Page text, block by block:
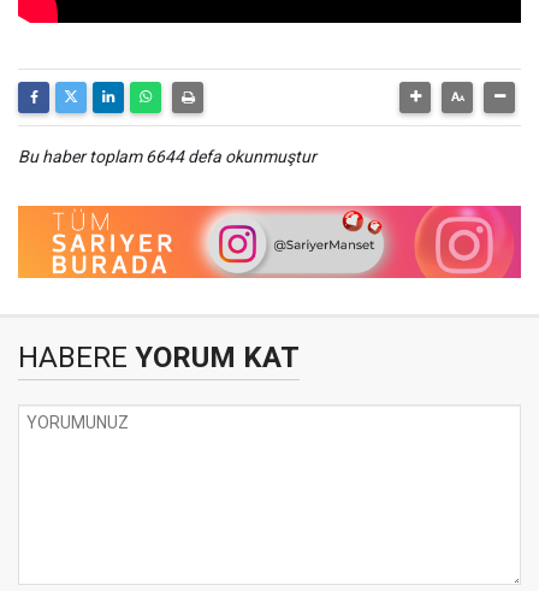
Bu haber toplam 6644 defa okunmuştur
HABERE YORUM KAT